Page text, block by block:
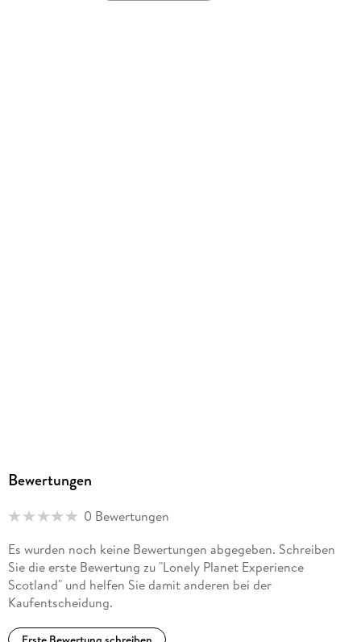
Bewertungen
0 Bewertungen
Es wurden noch keine Bewertungen abgegeben. Schreiben
Sie die erste Bewertung zu "Lonely Planet Experience
Scotland" und helfen Sie damit anderen bei der
Kaufentscheidung.